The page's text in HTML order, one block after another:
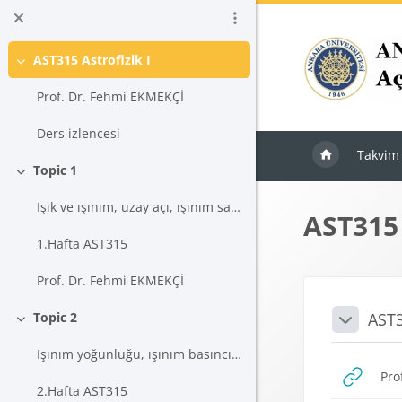
Ana içeriğe git
Daralt
AST315 Astrofizik I
Prof. Dr. Fehmi EKMEKÇİ
Ders izlencesi
Daralt
Topic 1
Işık ve ışınım, uzay açı, ışınım salma gücü ve ışı...
1.Hafta AST315
Prof. Dr. Fehmi EKMEKÇİ
Daralt
Topic 2
Işınım yoğunluğu, ışınım basıncı, salma ve soğurma...
2.Hafta AST315
Takvim
Daralt